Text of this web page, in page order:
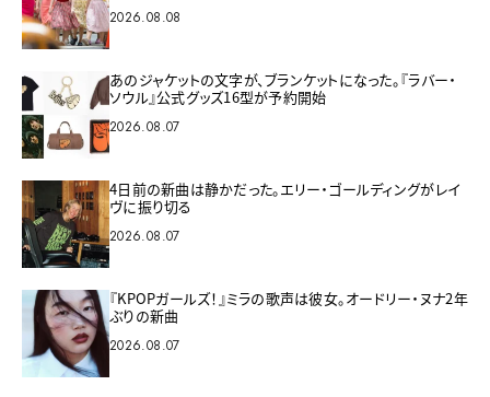
2026.08.08
あのジャケットの文字が、ブランケットになった。『ラバー・
ソウル』公式グッズ16型が予約開始
2026.08.07
4日前の新曲は静かだった。エリー・ゴールディングがレイ
ヴに振り切る
2026.08.07
『KPOPガールズ！』ミラの歌声は彼女。オードリー・ヌナ2年
ぶりの新曲
2026.08.07